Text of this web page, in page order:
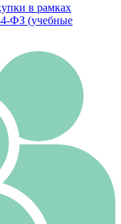
в рамках
ФЗ (учебные